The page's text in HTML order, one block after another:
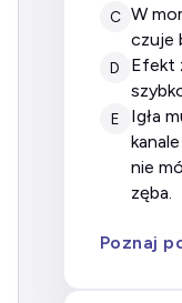
C w momencie wkłucia pacjent
czuje
D
efekt znieczulający pojawia się
E
igła musi być umieszczona w
nie
zęba.
Poznaj